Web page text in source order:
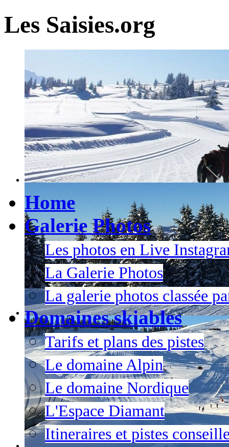
Les Saisies.org
Home
Galerie Photos
Les photos en Live
La Galerie Photos
La galerie photos classée
Domaines skiables
Tarifs et plans des pistes
Le domaine Alpin
Le domaine Nordique
L'Espace Diamant
Itineraires et pistes